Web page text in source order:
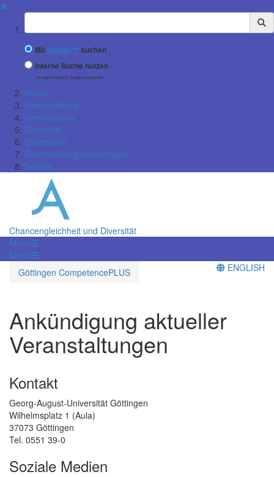
✖
Suchbegriff
Mit Google™ suchen
Interne Suche nutzen
(eingeschränkte Ergebnisqualität)
Home
Gleichstellung
Vereinbarkeit
Diversität
Stabsstelle
Gleichstellungsbeauftragte
Service
Chancengleichheit und Diversität
Menü
Menü
Göttingen CompetencePLUS
ENGLISH
Ankündigung aktueller
Veranstaltungen
Kontakt
Georg-August-Universität Göttingen
Wilhelmsplatz 1 (Aula)
37073 Göttingen
Tel. 0551 39-0
Soziale Medien